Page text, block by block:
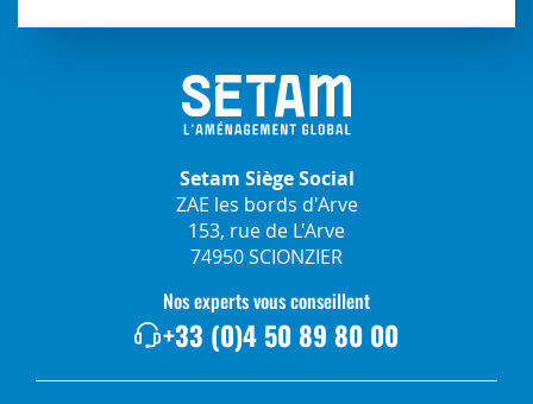
Setam Siège Social
ZAE les bords d'Arve
153, rue de L'Arve
74950 SCIONZIER
Nos experts vous conseillent
+33 (0)4 50 89 80 00